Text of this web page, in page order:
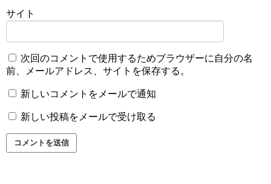
サイト
次回のコメントで使用するためブラウザーに自分の名
前、メールアドレス、サイトを保存する。
新しいコメントをメールで通知
新しい投稿をメールで受け取る